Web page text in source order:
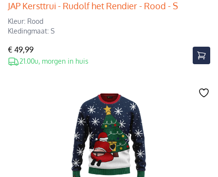
JAP Kersttrui - Rudolf het Rendier - Rood - S
Kleur: Rood
Kledingmaat: S
€ 49,99
21.00u, morgen in huis